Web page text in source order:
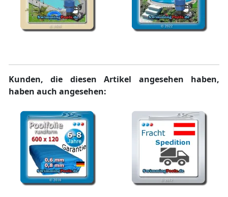
Kunden, die diesen Artikel angesehen haben,
haben auch angesehen: